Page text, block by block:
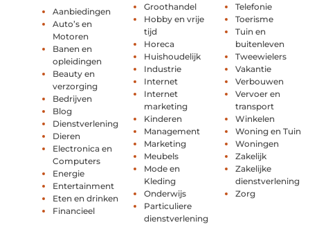
Aanbiedingen
Auto’s en
Motoren
Banen en
opleidingen
Beauty en
verzorging
Bedrijven
Blog
Dienstverlening
Dieren
Electronica en
Computers
Energie
Entertainment
Eten en drinken
Financieel
Groothandel
Hobby en vrije
tijd
Horeca
Huishoudelijk
Industrie
Internet
Internet
marketing
Kinderen
Management
Marketing
Meubels
Mode en
Kleding
Onderwijs
Particuliere
dienstverlening
Telefonie
Toerisme
Tuin en
buitenleven
Tweewielers
Vakantie
Verbouwen
Vervoer en
transport
Winkelen
Woning en Tuin
Woningen
Zakelijk
Zakelijke
dienstverlening
Zorg